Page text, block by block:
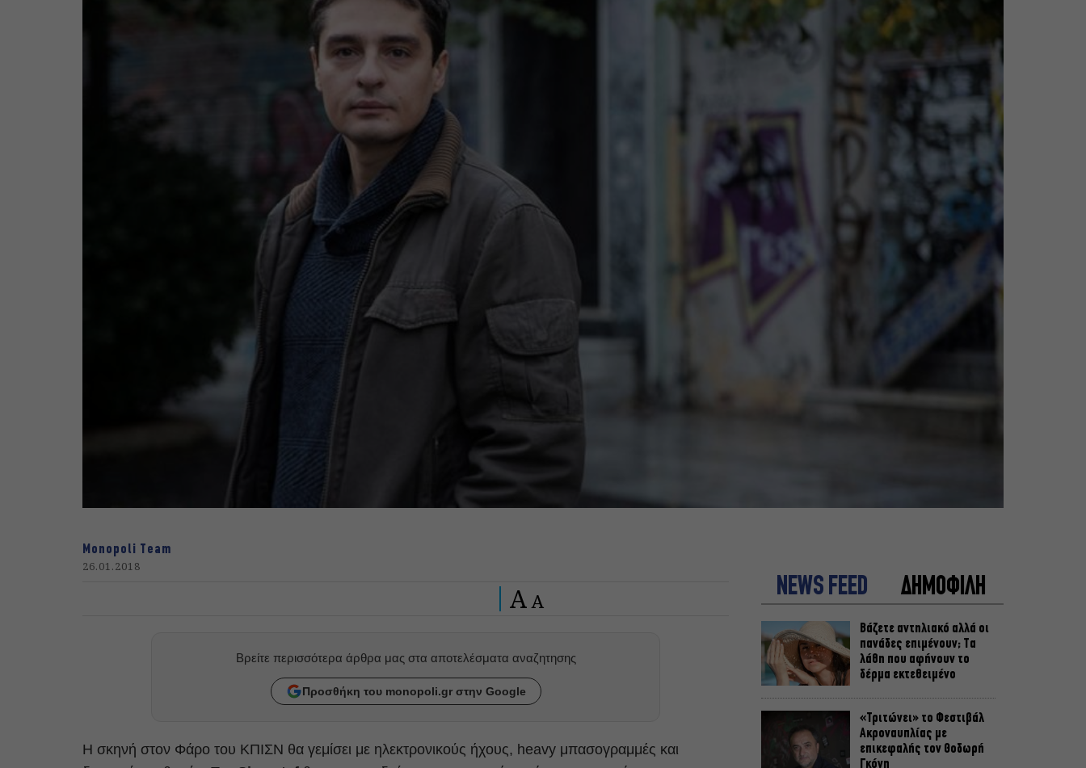
Monopoli Team
26.01.2018
A A
Βρείτε περισσότερα άρθρα μας στα αποτελέσματα αναζητησης
Προσθήκη του monopoli.gr στην Google
Η σκηνή στον Φάρο του ΚΠΙΣΝ θα γεμίσει με ηλεκτρονικούς ήχους, heavy μπασογραμμές και
NEWS FEED ΔΗΜΟΦΙΛΗ
Βάζετε αντηλιακό αλλά οι
πανάδες επιμένουν; Τα
λάθη που αφήνουν το
δέρμα εκτεθειμένο
«Τριτώνει» το Φεστιβάλ
Ακροναυπλίας με
επικεφαλής τον Θοδωρή
Γκόνη